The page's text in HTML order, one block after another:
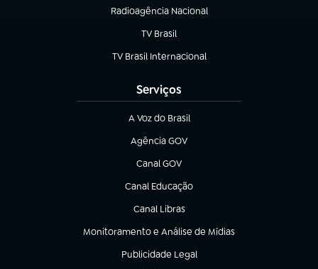
Radioagência Nacional
(abre em nova aba)
TV Brasil
(abre em nova aba)
TV Brasil Internacional
(abre em nova aba)
Serviços
A Voz do Brasil
(abre em nova aba)
Agência GOV
(abre em nova aba)
Canal GOV
(abre em nova aba)
Canal Educação
(abre em nova aba)
Canal Libras
(abre em nova aba)
Monitoramento e Análise de Mídias
(abre em nova aba)
Publicidade Legal
(abre em nova aba)